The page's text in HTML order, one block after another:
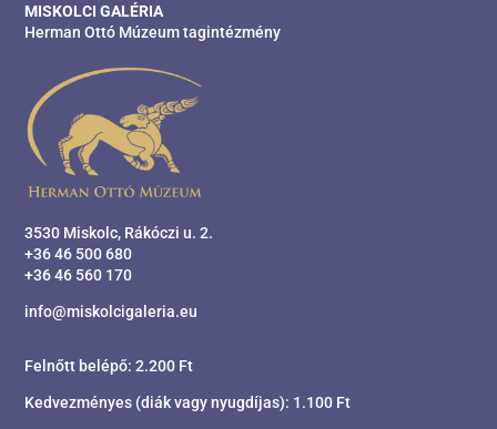
MISKOLCI GALÉRIA
Herman Ottó Múzeum tagintézmény
3530 Miskolc, Rákóczi u. 2.
+36 46 500 680
+36 46 560 170
info@miskolcigaleria.eu
Felnőtt belépő: 2.200 Ft
Kedvezményes (diák vagy nyugdíjas): 1.100 Ft